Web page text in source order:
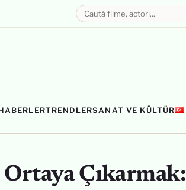
TRENDLERSANAT VE KÜLTÜR
Çıkarmak: